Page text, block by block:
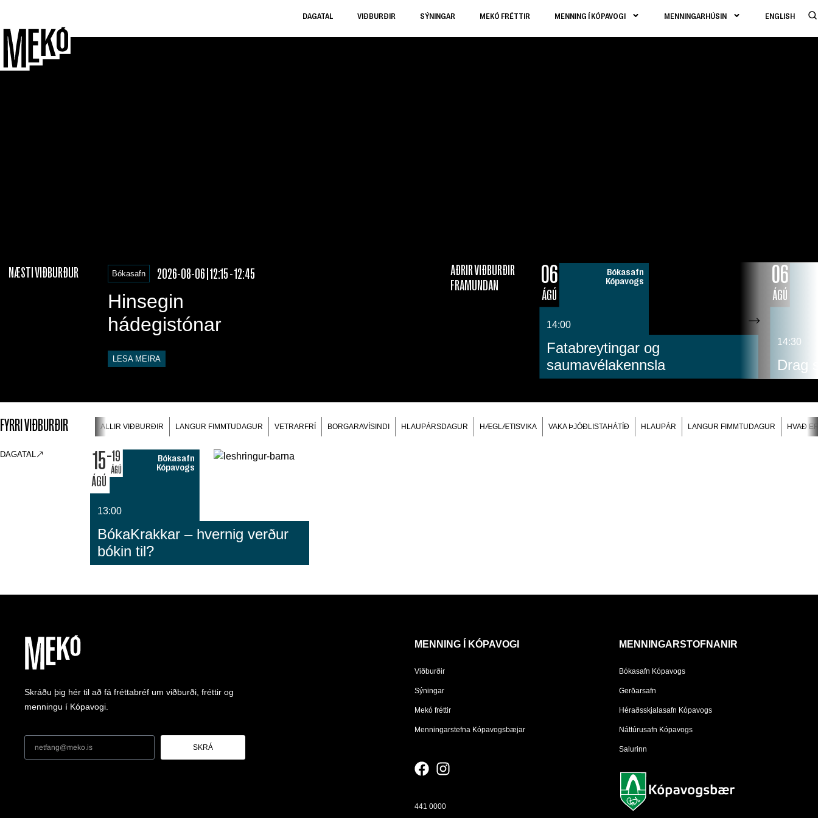
DAGATAL VIÐBURÐIR SÝNINGAR MEKÓ FRÉTTIR MENNING Í KÓPAVOGI MENNINGARHÚSIN ENGLISH
NÆSTI VIÐBURÐUR Bókasafn 2026-08-06 | 12:15 - 12:45
Hinsegin
hádegistónar
LESA MEIRA
AÐRIR VIÐBURÐIR
FRAMUNDAN
06
ÁGÚ
Bókasafn
Kópavogs
14:00
Fatabreytingar og
saumavélakennsla
06
ÁGÚ
14:30
Drag
FYRRI VIÐBURÐIR
DAGATAL
ALLIR VIÐBURÐIR LANGUR FIMMTUDAGUR VETRARFRÍ BORGARAVÍSINDI HLAUPÁRSDAGUR HÆGLÆTISVIKA VAKA ÞJÓÐLISTAHÁTÍÐ HLAUPÁR LANGUR FIMMTUDAGUR HVAÐ
15
ÁGÚ
19
ÁGÚ
Bókasafn
Kópavogs
13:00
BókaKrakkar – hvernig verður
bókin til?
Skráðu þig hér til að fá fréttabréf um viðburði, fréttir og
menningu í Kópavogi.
SKRÁ
MENNING Í KÓPAVOGI
Viðburðir
Sýningar
Mekó fréttir
Menningarstefna Kópavogsbæjar
441 0000
MENNINGARSTOFNANIR
Bókasafn Kópavogs
Gerðarsafn
Héraðsskjalasafn Kópavogs
Náttúrusafn Kópavogs
Salurinn